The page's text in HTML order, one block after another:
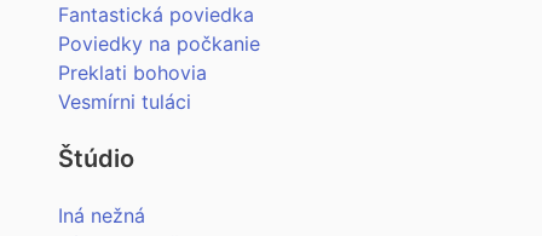
Fantastická poviedka
Poviedky na počkanie
Preklati bohovia
Vesmírni tuláci
Štúdio
Iná nežná